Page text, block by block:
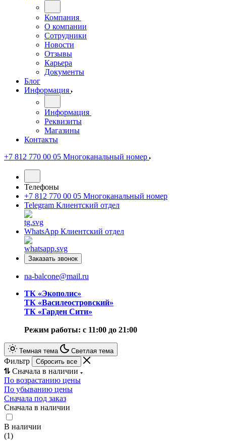
Компания
О компании
Сотрудники
Новости
Отзывы
Карьера
Документы
Блог
Информация
Информация
Реквизиты
Магазины
Контакты
+7 812 770 00 05 Многоканальный номер
Телефоны
+7 812 770 00 05 Многоканальный номер
Telegram Клиентский отдел
WhatsApp Клиентский отдел
Заказать звонок
na-balcone@mail.ru
ТК «Экополис»
ТК «Василеостровский»
ТК «Гарден Сити»
Режим работы: с 11:00 до 21:00
Темная тема Светлая тема
Фильтр Сбросить все
Сначала в наличии
По возрастанию цены
По убыванию цены
Сначала под заказ
Сначала в наличии
В наличии
(1)